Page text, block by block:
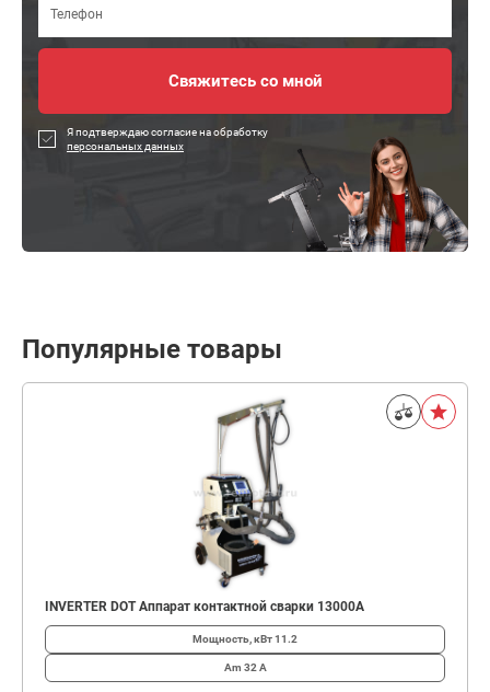
Я подтверждаю согласие на обработку
персональных данных
Популярные товары
INVERTER DOT Аппарат контактной сварки 13000А
Мощность, кВт11.2
Am 32 А